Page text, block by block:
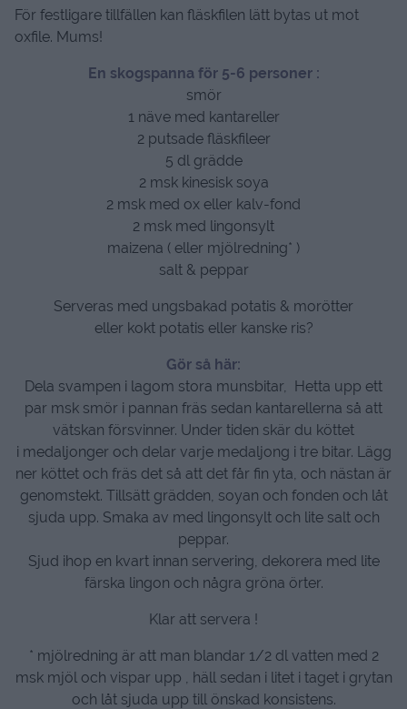
För festligare tillfällen kan fläskfilen lätt bytas ut mot
oxfile. Mums!
En skogspanna för 5-6 personer :
smör
1 näve med kantareller
2 putsade fläskfileer
5 dl grädde
2 msk kinesisk soya
2 msk med ox eller kalv-fond
2 msk med lingonsylt
maizena ( eller mjölredning* )
salt & peppar
Serveras med ungsbakad potatis & morötter
eller kokt potatis eller kanske ris?
Gör så här:
Dela svampen i lagom stora munsbitar, Hetta upp ett
par msk smör i pannan fräs sedan kantarellerna så att
vätskan försvinner. Under tiden skär du köttet
i medaljonger och delar varje medaljong i tre bitar. Lägg
ner köttet och fräs det så att det får fin yta, och nästan är
genomstekt. Tillsätt grädden, soyan och fonden och låt
sjuda upp. Smaka av med lingonsylt och lite salt och
peppar.
Sjud ihop en kvart innan servering, dekorera med lite
färska lingon och några gröna örter.
Klar att servera !
* mjölredning är att man blandar 1/2 dl vatten med 2
msk mjöl och vispar upp , häll sedan i litet i taget i grytan
och låt sjuda upp till önskad konsistens.